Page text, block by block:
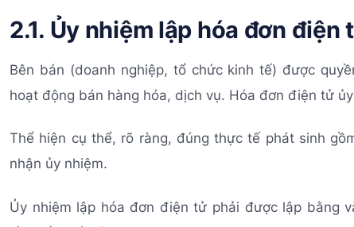
2.1. Ủy nhiệm lập hóa đơn điện
Bên bán (doanh nghiệp, tổ chức kinh tế) được
hoạt động bán hàng hóa, dịch vụ. Hóa đơn điện tử
Thể hiện cụ thể, rõ ràng, đúng thực tế phát sinh
nhận ủy nhiệm.
Ủy nhiệm lập hóa đơn điện tử phải được lập bằng